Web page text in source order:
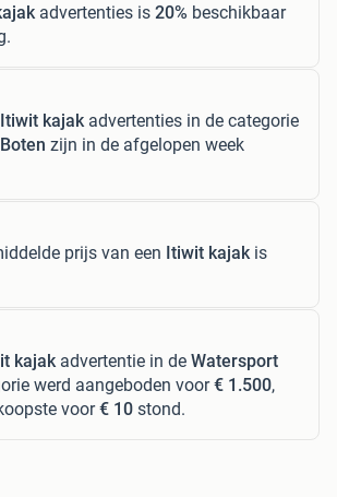
advertenties is 20% beschikbaar
Itiwit kajakadvertenties in de categorie
zijn in de afgelopen week
prijs van een Itiwit kajakis
kajakadvertentie in de Watersport
werd aangeboden voor€ 1.500,
voor€ 10 stond.